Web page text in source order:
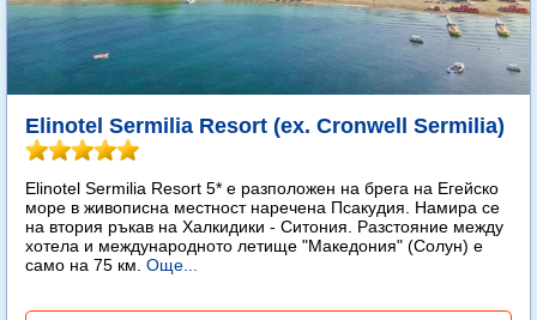
Elinotel Sermilia Resort (ex. Cronwell Sermilia)
Elinotel Sermilia Resort 5* е разположен на брега на Егейско
море в живописна местност наречена Псакудия. Намира се
на втория ръкав на Халкидики - Ситония. Разстояние между
хотела и международното летище "Македония" (Солун) е
само на 75 км. Още...